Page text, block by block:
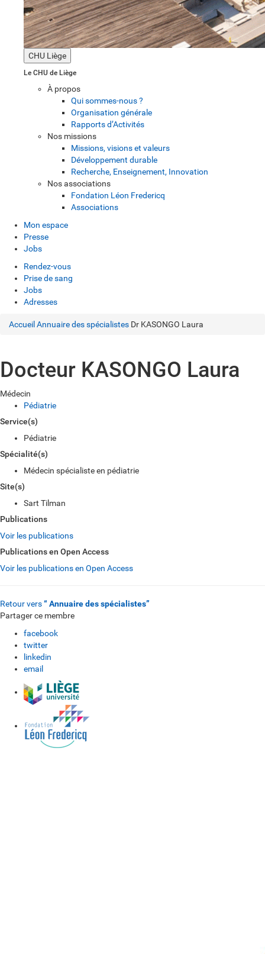
CHU Liège
Le CHU de Liège
À propos
Qui sommes-nous ?
Organisation générale
Rapports d’Activités
Nos missions
Missions, visions et valeurs
Développement durable
Recherche, Enseignement, Innovation
Nos associations
Fondation Léon Fredericq
Associations
Mon espace
Presse
Jobs
Rendez-vous
Prise de sang
Jobs
Adresses
Accueil Annuaire des spécialistes Dr KASONGO Laura
Docteur KASONGO Laura
Médecin
Pédiatrie
Service(s)
Pédiatrie
Spécialité(s)
Médecin spécialiste en pédiatrie
Site(s)
Sart Tilman
Publications
Voir les publications
Publications en Open Access
Voir les publications en Open Access
Retour vers“ Annuaire des spécialistes”
Partager ce membre
facebook
twitter
linkedin
email